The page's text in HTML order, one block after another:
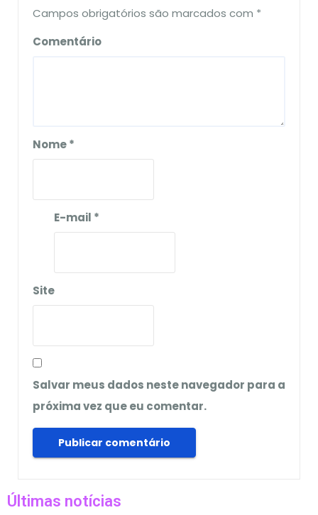
Campos obrigatórios são marcados com *
Comentário
Nome*
E-mail *
Site
Salvar meus dados neste navegador para a
próxima vez que eu comentar.
Últimas notícias